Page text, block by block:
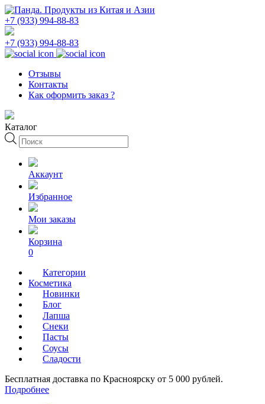
+7 (933) 994-88-83
+7 (933) 994-88-83
Отзывы
Контакты
Как оформить заказ ?
Каталог
Поиск
товаров
Аккаунт
Избранное
Мои заказы
Корзина
0
Категории
Косметика
Новинки
Блог
Лапша
Снеки
Пасты
Соусы
Сладости
Бесплатная доставка по Красноярску от 5 000 рублей.
Подробнее